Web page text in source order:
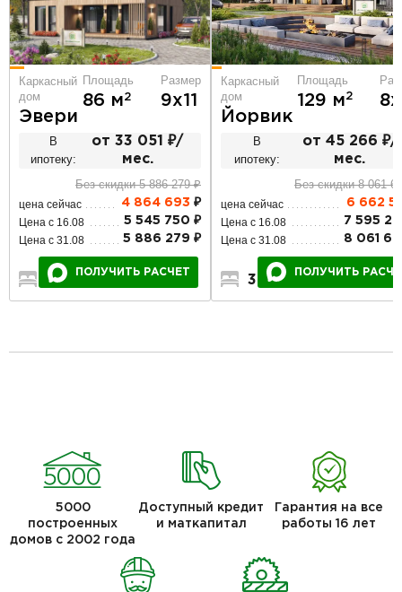
Каркасный
дом
Эвери
Площадь
86 м2
Размер
9х11
В
ипотеку:
от 33 051 ₽/
мес.
Без скидки 5 886 279 ₽
цена сейчас 4 864 693 ₽
Цена с 16.08 5 545 750 ₽
Цена с 31.08 5 886 279 ₽
2
ПОЛУЧИТЬ РАСЧЕТ
Каркасный
дом
Йорвик
Площадь
129 м2
В
ипотеку:
от 45 266 ₽/
мес.
Без скидки 8 061
цена сейчас 6 662
Цена с 16.08 7 595
Цена с 31.08 8 061
3
ПОЛУЧИТЬ
5000
построенных
домов с 2002 года
Доступный кредит
и маткапитал
Гарантия на все
работы 16 лет